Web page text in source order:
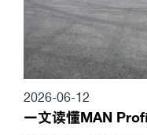
2026-06-12
一文读懂MAN